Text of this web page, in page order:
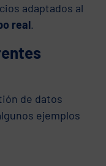
adaptados al
real.
de datos
ejemplos